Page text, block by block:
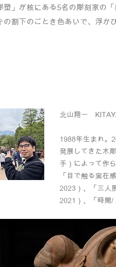
塑」が核にある5名の彫刻家の
の割下のごとき色あいで、浮か
北山翔一
1988年生まれ。
発展してきた木
手）によって作
「目で触る実在
2023）、「三人
2021）、「時間/